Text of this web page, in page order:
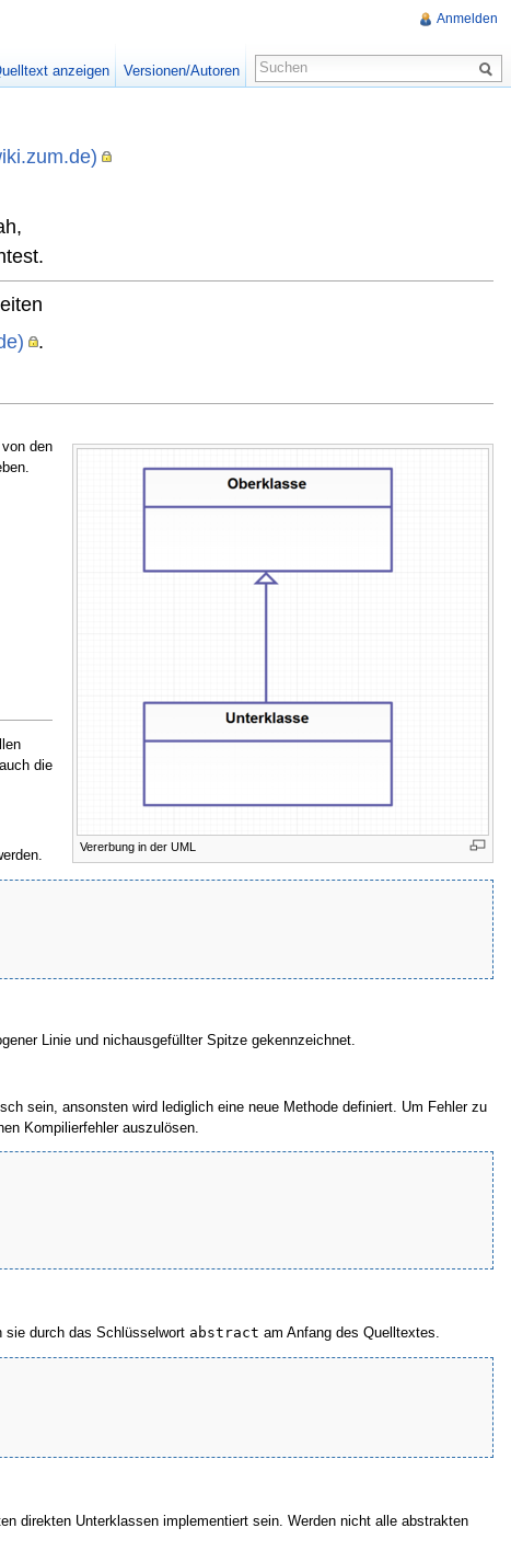
.
Vererbung in der UML
den
die
Linie und nichausgefüllter Spitze gekennzeichnet.
sein, ansonsten wird lediglich eine neue Methode definiert. Um Fehler zu
Kompilierfehler auszulösen.
sie durch das Schlüsselwort abstract am Anfang des Quelltextes.
direkten Unterklassen implementiert sein. Werden nicht alle abstrakten
Anmelden
anzeigen Versionen/Autoren